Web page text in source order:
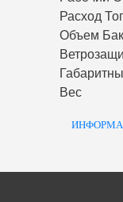
Расход
Объем
Вес